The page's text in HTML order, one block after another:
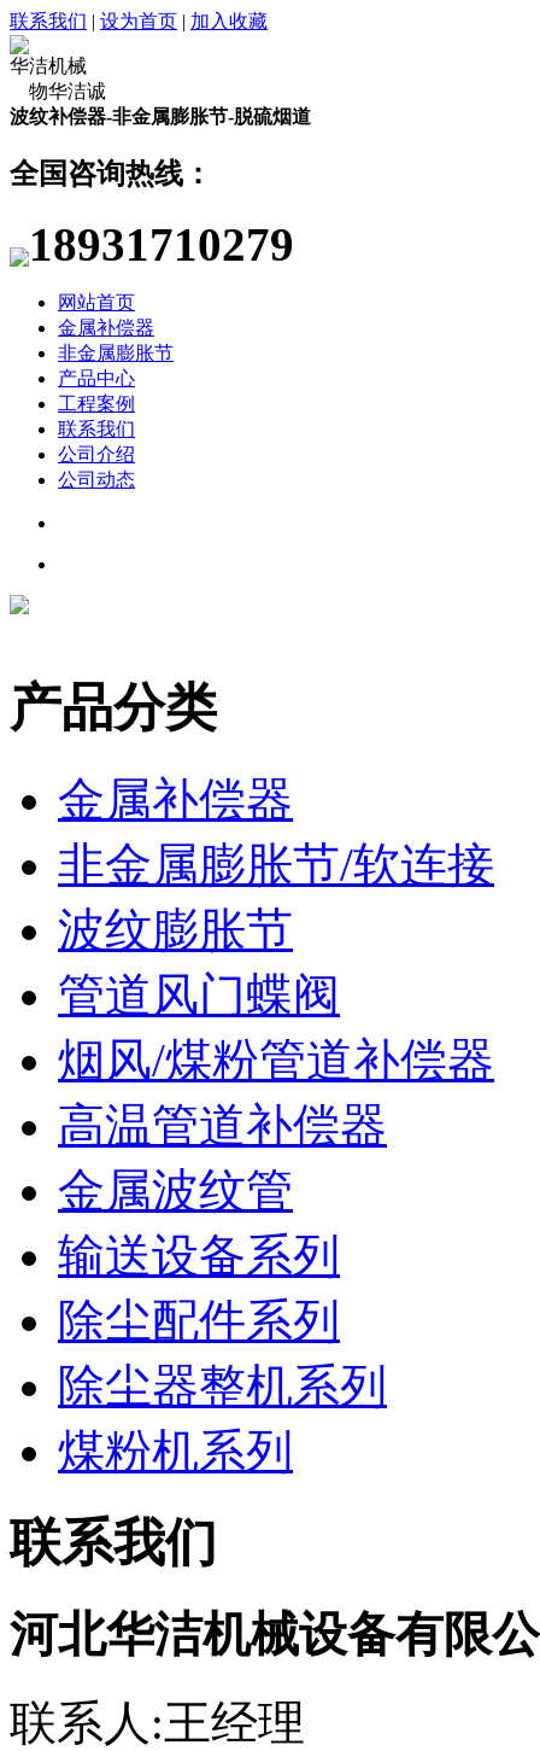
联系我们 | 设为首页 | 加入收藏
华洁机械
物华洁诚
波纹补偿器-非金属膨胀节-脱硫烟道
全国咨询热线：
18931710279
网站首页
金属补偿器
非金属膨胀节
产品中心
工程案例
联系我们
公司介绍
公司动态
产品分类
金属补偿器
非金属膨胀节/软连接
波纹膨胀节
管道风门蝶阀
烟风/煤粉管道补偿器
高温管道补偿器
金属波纹管
输送设备系列
除尘配件系列
除尘器整机系列
煤粉机系列
联系我们
河北华洁机械设备有限
联系人:王经理